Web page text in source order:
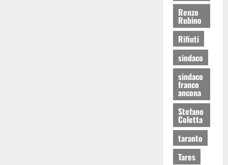
Renzo
Rubino
Rifiuti
sindaco
sindaco
franco
ancona
Stefano
Coletta
taranto
Tares